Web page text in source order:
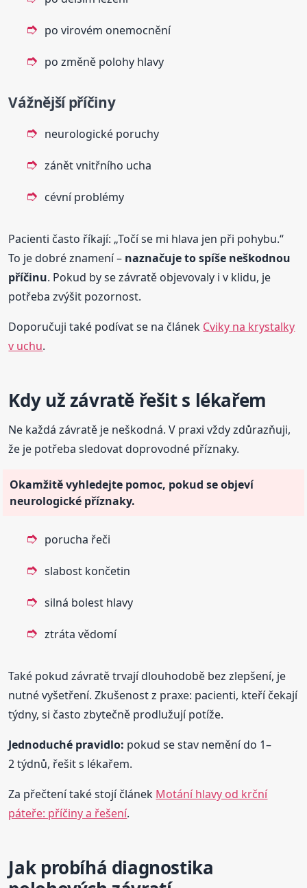
po virovém onemocnění
po změně polohy hlavy
Vážnější příčiny
neurologické poruchy
zánět vnitřního ucha
cévní problémy
Pacienti často říkají: „Točí se mi hlava jen při pohybu.“
To je dobré znamení – naznačuje to spíše neškodnou
příčinu. Pokud by se závratě objevovaly i v klidu, je
potřeba zvýšit pozornost.
Doporučuji také podívat se na článek Cviky na krystalky
v uchu.
Kdy už závratě řešit s lékařem
Ne každá závratě je neškodná. V praxi vždy zdůrazňuji,
že je potřeba sledovat doprovodné příznaky.
Okamžitě vyhledejte pomoc, pokud se objeví
neurologické příznaky.
porucha řeči
slabost končetin
silná bolest hlavy
ztráta vědomí
Také pokud závratě trvají dlouhodobě bez zlepšení, je
nutné vyšetření. Zkušenost z praxe: pacienti, kteří čekají
týdny, si často zbytečně prodlužují potíže.
Jednoduché pravidlo: pokud se stav nemění do 1–
2 týdnů, řešit s lékařem.
Za přečtení také stojí článek Motání hlavy od krční
páteře: příčiny a řešení.
Jak probíhá diagnostika